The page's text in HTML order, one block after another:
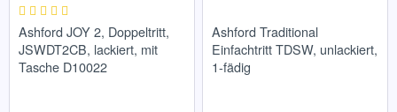
Ashford JOY 2, Doppeltritt,
JSWDT2CB, lackiert, mit
Tasche D10022
Ashford Traditional
Einfachtritt TDSW, unlackiert,
1-fädig